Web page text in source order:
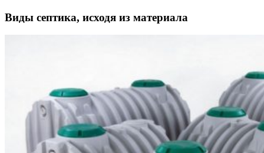
Виды септика, исходя из материала